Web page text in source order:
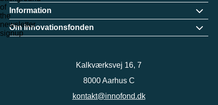
Kalkværksvej 16, 7
8000 Aarhus C
kontakt@innofond.dk
Information
Om innovationsfonden